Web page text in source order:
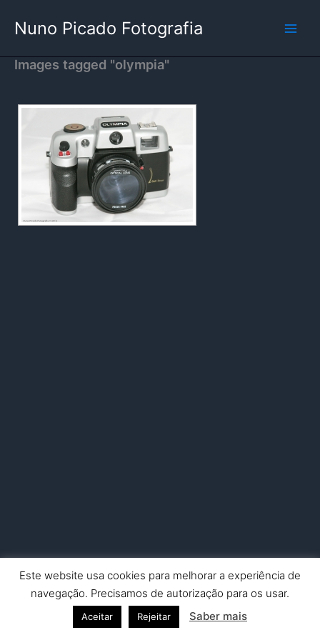
Nuno Picado Fotografia
Images tagged "olympia"
Copyright © 2026 Nuno Picado Fotografia | Powered byAstra
WordPress Theme
Este website usa cookies para melhorar a experiência de
navegação. Precisamos de autorização para os usar.
Aceitar Rejeitar Saber mais